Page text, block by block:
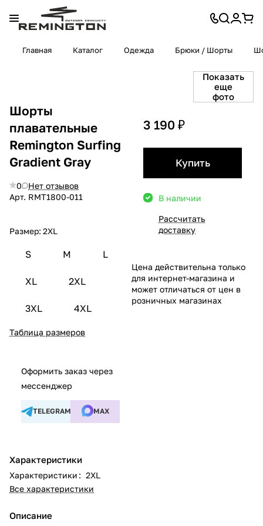
Главная Каталог Одежда Брюки / Шорты
Показать
еще
фото
Шорты
плавательные
Remington Surfing
Gradient Gray
0
Нет отзывов
Арт. RMТ1800-011
Размер: 2XL
S M L
XL 2XL
3XL 4XL
Таблица размеров
Оформить заказ через
мессенджер
TELEGRAM MAX
Характеристики
Характеристики : 2XL
Все характеристики
Описание
3 190 ₽
Купить
В наличии
Рассчитать
доставку
Цена действительна только
для интернет-магазина и
может отличаться от цен в
розничных магазинах